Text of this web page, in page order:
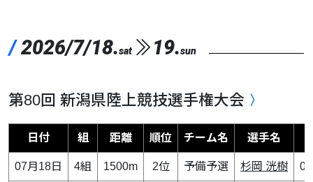
/2026/7/18.sat 19.sun
第80回 新潟県陸上競技選手権大会
日付 組 距離 順位 チーム名 選手名
07月18日 4組 1500m 2位 予備予選 杉岡 洸樹